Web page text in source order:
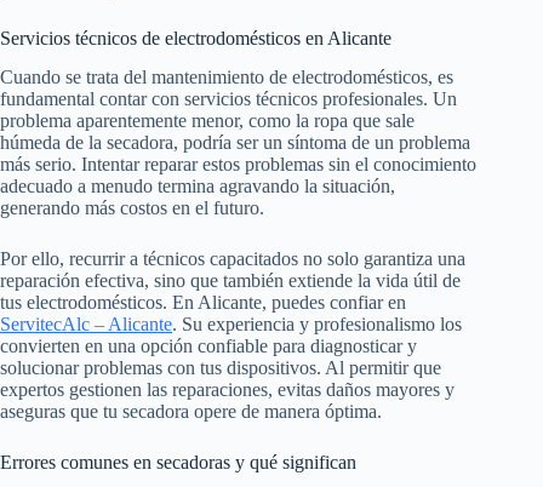
Servicios técnicos de electrodomésticos en Alicante
Cuando se trata del mantenimiento de electrodomésticos, es
fundamental contar con servicios técnicos profesionales. Un
problema aparentemente menor, como la ropa que sale
húmeda de la secadora, podría ser un síntoma de un problema
más serio. Intentar reparar estos problemas sin el conocimiento
adecuado a menudo termina agravando la situación,
generando más costos en el futuro.
Por ello, recurrir a técnicos capacitados no solo garantiza una
reparación efectiva, sino que también extiende la vida útil de
tus electrodomésticos. En Alicante, puedes confiar en
ServitecAlc – Alicante. Su experiencia y profesionalismo los
convierten en una opción confiable para diagnosticar y
solucionar problemas con tus dispositivos. Al permitir que
expertos gestionen las reparaciones, evitas daños mayores y
aseguras que tu secadora opere de manera óptima.
Errores comunes en secadoras y qué significan